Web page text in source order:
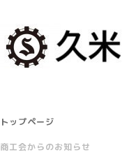
トップページ
商工会からのお知らせ